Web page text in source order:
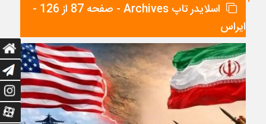
اسلایدر تاپ Archives - صفحه 87 از 126 -
ایراس